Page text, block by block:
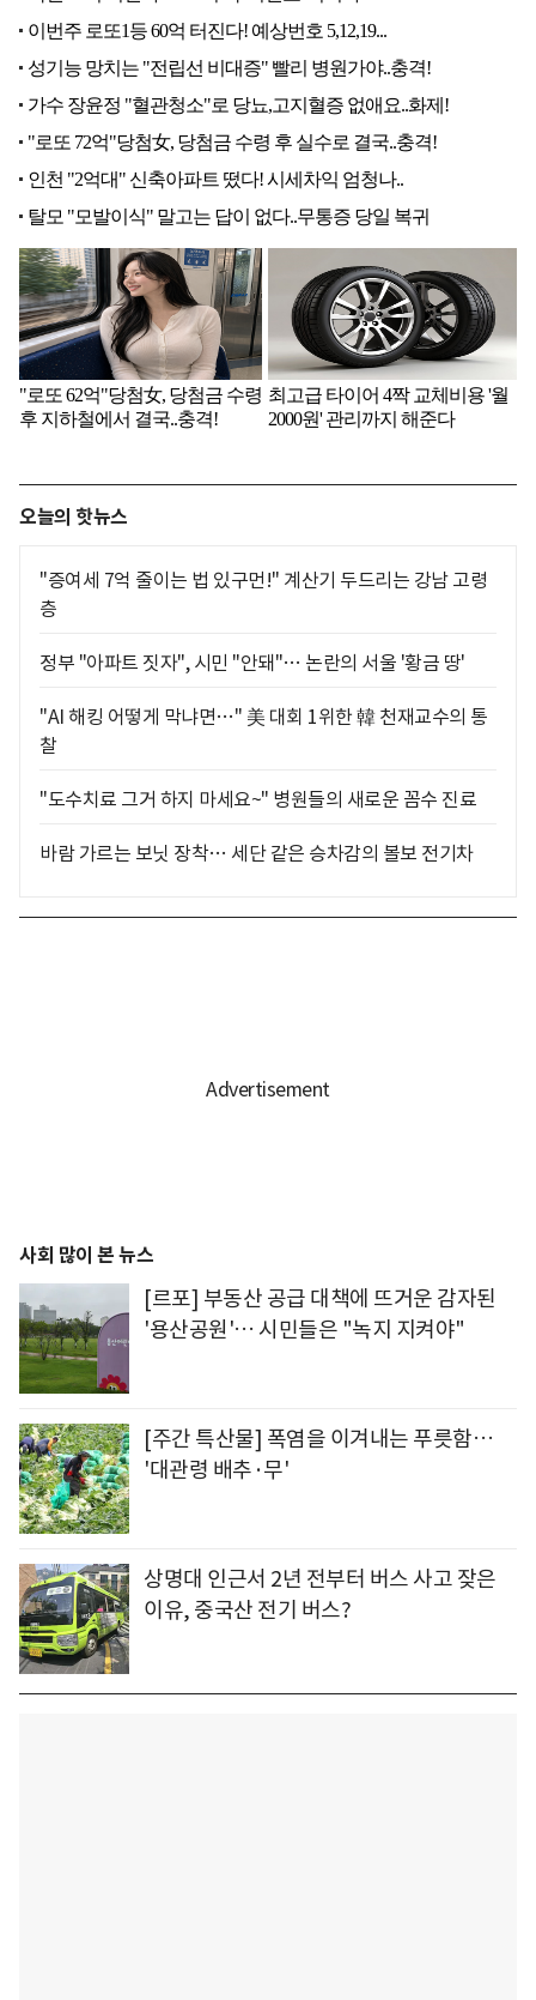
오늘의 핫뉴스
"증여세 7억 줄이는 법 있구먼!" 계산기 두드리는 강남 고령
층
정부 "아파트 짓자", 시민 "안돼"… 논란의 서울 '황금 땅'
"AI 해킹 어떻게 막냐면…" 美 대회 1위한 韓 천재교수의 통
찰
"도수치료 그거 하지 마세요~" 병원들의 새로운 꼼수 진료
바람 가르는 보닛 장착… 세단 같은 승차감의 볼보 전기차
사회 많이 본 뉴스
[르포] 부동산 공급 대책에 뜨거운 감자된
'용산공원'… 시민들은 "녹지 지켜야"
[주간 특산물] 폭염을 이겨내는 푸릇함…
'대관령 배추·무'
상명대 인근서 2년 전부터 버스 사고 잦은
이유, 중국산 전기 버스?